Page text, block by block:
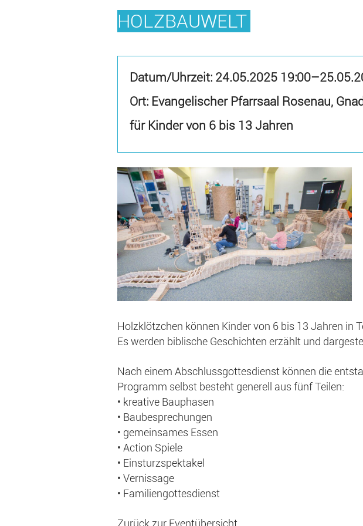
HOLZBAUWELT
Datum/Uhrzeit: 24.05.2025
Ort: Evangelischer Pfarrsaal Rosenau,
für Kinder von 6 bis 13 Jahren
Holzklötzchen können Kinder von 6 bis 13 Jahren in
Es werden biblische Geschichten erzählt und
Nach einem Abschlussgottesdienst können die
Programm selbst besteht generell aus fünf Teilen:
• kreative Bauphasen
• Baubesprechungen
• gemeinsames Essen
• Action Spiele
• Einsturzspektakel
• Vernissage
• Familiengottesdienst
Zurück zur Eventübersicht